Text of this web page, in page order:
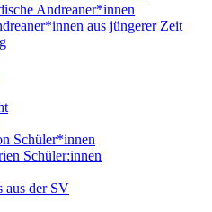
Andreaner*innen
aus jüngerer Zeit
Schüler*innen
Schüler:innen
aus der SV